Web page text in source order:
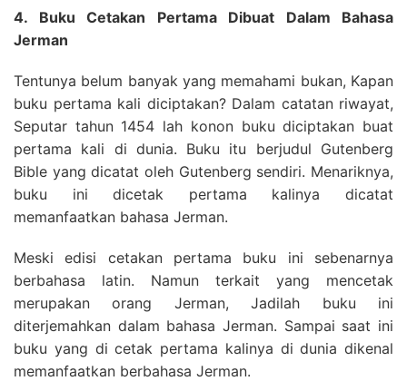
4. Buku Cetakan Pertama Dibuat Dalam Bahasa
Jerman
Tentunya belum banyak yang memahami bukan, Kapan
buku pertama kali diciptakan? Dalam catatan riwayat,
Seputar tahun 1454 lah konon buku diciptakan buat
pertama kali di dunia. Buku itu berjudul Gutenberg
Bible yang dicatat oleh Gutenberg sendiri. Menariknya,
buku ini dicetak pertama kalinya dicatat
memanfaatkan bahasa Jerman.
Meski edisi cetakan pertama buku ini sebenarnya
berbahasa latin. Namun terkait yang mencetak
merupakan orang Jerman, Jadilah buku ini
diterjemahkan dalam bahasa Jerman. Sampai saat ini
buku yang di cetak pertama kalinya di dunia dikenal
memanfaatkan berbahasa Jerman.